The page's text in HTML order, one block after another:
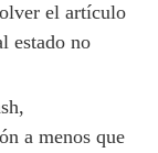
el artículo
estado no
a menos que